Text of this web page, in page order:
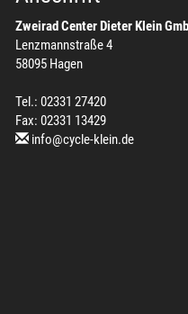
Zweirad Center Dieter Klein
Lenzmannstraße 4
58095 Hagen
Tel.: 02331 27420
Fax: 02331 13429
info@cycle-klein.de